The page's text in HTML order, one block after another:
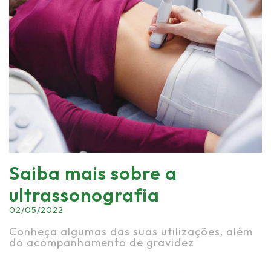
Saiba mais sobre a
ultrassonografia
02/05/2022
Conheça algumas das suas utilizações, além
do acompanhamento de gravidez